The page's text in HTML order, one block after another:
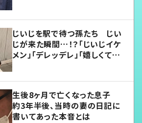
じいじを駅で待つ孫たち じい
じが来た瞬間…！？「じいじイケ
メン」「デレッデレ」「嬉しくて可
生後8ヶ月で亡くなった息子
約3年半後、当時の妻の日記に
書いてあった本音とは